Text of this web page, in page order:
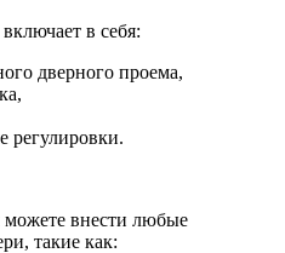
в себя:
дверного проема,
регулировки.
внести любые
такие как: